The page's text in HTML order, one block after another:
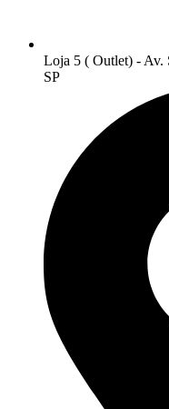
Loja 5 ( Outlet) - Av.
SP